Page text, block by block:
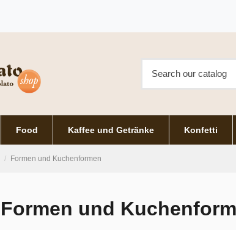
Food Kaffee und Getränke Konfetti
Formen und Kuchenformen
Formen und